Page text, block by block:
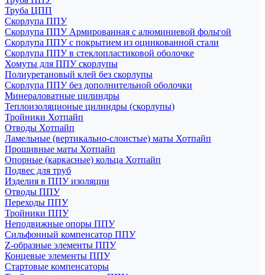
Труба ЦПП
Скорлупа ППУ
Скорлупа ППУ Армированная с алюминиевой фольгой
Скорлупа ППУ с покрытием из оцинкованной стали
Скорлупа ППУ в стеклопластиковой оболочке
Хомуты для ППУ скорлупы
Полиуретановый клей без скорлупы
Скорлупа ППУ без дополнительной оболочки
Минераловатные цилиндры
Теплоизоляционые цилиндры (скорлупы)
Тройники Хотпайп
Отводы Хотпайп
Ламельные (вертикально-слоистые) маты Хотпайп
Прошивные маты Хотпайп
Опорные (каркасные) кольца Хотпайп
Подвес для труб
Изделия в ППУ изоляции
Отводы ППУ
Переходы ППУ
Тройники ППУ
Неподвижные опоры ППУ
Cильфонный компенсатор ППУ
Z-образные элементы ППУ
Концевые элементы ППУ
Стартовые компенсаторы